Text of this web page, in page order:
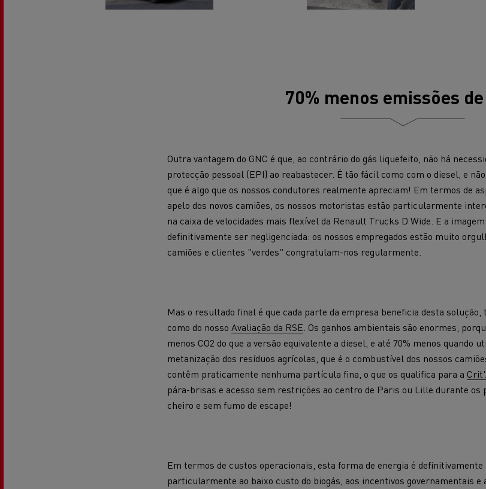
70% menos emissões de
Outra vantagem do GNC é que, ao contrário do gás liquefeito, não há
protecção pessoal (EPI) ao reabastecer. É tão fácil como com o diesel, e
que é algo que os nossos condutores realmente apreciam! Em termos de
apelo dos novos camiões, os nossos motoristas estão particularmente
na caixa de velocidades mais flexível da Renault Trucks D Wide. E a
definitivamente ser negligenciada: os nossos empregados estão muito
camiões e clientes "verdes" congratulam-nos regularmente.
Mas o resultado final é que cada parte da empresa beneficia desta
como do nosso Avaliação da RSE . Os ganhos ambientais são enormes,
menos CO2 do que a versão equivalente a diesel, e até 70% menos quando
metanização dos resíduos agrícolas, que é o combustível dos nossos
contêm praticamente nenhuma partícula fina, o que os qualifica para a
pára-brisas e acesso sem restrições ao centro de Paris ou Lille durante os
cheiro e sem fumo de escape!
Em termos de custos operacionais, esta forma de energia é
particularmente ao baixo custo do biogás, aos incentivos governamentais e